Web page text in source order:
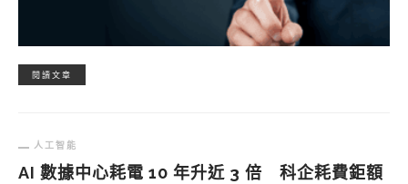
閱讀文章
人工智能
AI 數據中心耗電 10 年升近 3 倍 科企耗費鉅額